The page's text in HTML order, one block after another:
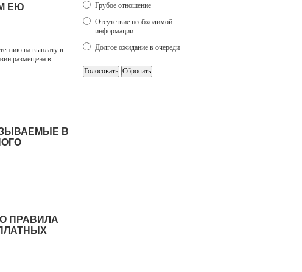
ЕЮ
на выплату в
размещена в
В
ПРАВИЛА
Грубое отношение
Отсутствие необходимой
информации
Долгое ожидание в очереди